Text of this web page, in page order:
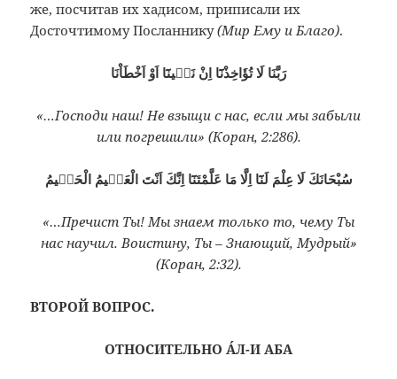
же, посчитав их хадисом, приписали их
Досточтимому Посланнику(Мир Ему и Благо).
رَبَّنَا لَا تُؤَاخِذْنَٓا اِنْ نَسٖينَٓا اَوْ اَخْطَاْنَا
«…Господи наш! Не взыщи с нас, если мы забыли
или погрешили» (Коран, 2:286).
سُبْحَانَكَ لَا عِلْمَ لَنَٓا اِلَّا مَا عَلَّمْتَنَٓا اِنَّكَ اَنْتَ الْعَلٖيمُ الْحَكٖيمُ
«…Пречист Ты! Мы знаем только то, чему Ты
нас научил. Воистину, Ты – Знающий, Мудрый»
(Коран, 2:32).
ВТОРОЙ ВОПРОС.
ОТНОСИТЕЛЬНО ÁЛ-И АБА